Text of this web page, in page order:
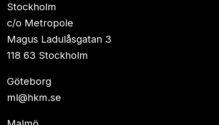
Stockholm
c/o Metropole
Magus Ladulåsgatan 3
118 63 Stockholm
Göteborg
ml@hkm.se